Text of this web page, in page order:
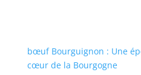
bœuf Bourguignon : Une
cœur de la Bourgogne